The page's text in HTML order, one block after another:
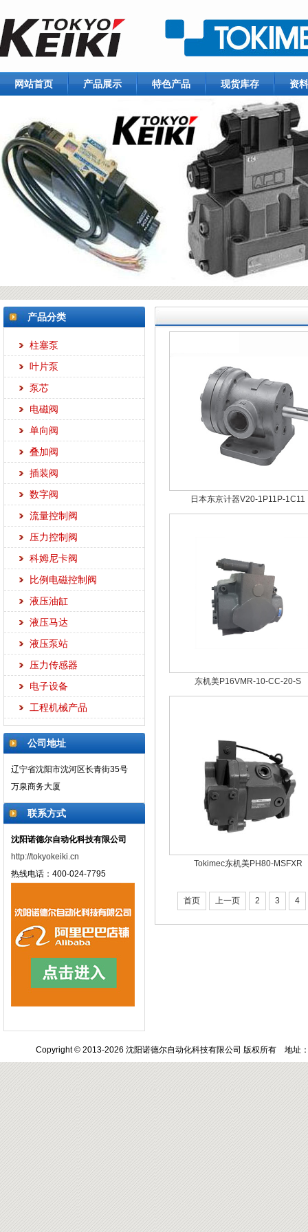
网站首页 产品展示 特色产品 现货库存 资
产品分类
柱塞泵
叶片泵
泵芯
电磁阀
单向阀
叠加阀
插装阀
数字阀
流量控制阀
压力控制阀
科姆尼卡阀
比例电磁控制阀
液压油缸
液压马达
液压泵站
压力传感器
电子设备
工程机械产品
公司地址
辽宁省沈阳市沈河区长青街35号
万泉商务大厦
联系方式
沈阳诺德尔自动化科技有限公司
http://tokyokeiki.cn
热线电话：400-024-7795
日本东京计器V20-1P11P-1C11
东机美P16VMR-10-CC-20-S
Tokimec东机美PH80-MSFXR
首页 上一页 2 3 4
Copyright © 2013-2026 沈阳诺德尔自动化科技有限公司 版权所有 地址